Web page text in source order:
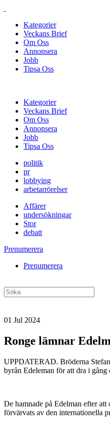
Kategorier
Veckans Brief
Om Oss
Annonsera
Jobb
Tipsa Oss
Kategorier
Veckans Brief
Om Oss
Annonsera
Jobb
Tipsa Oss
politik
pr
lobbying
arbetarrörelser
Affärer
undersökningar
Stor
debatt
Prenumerera
Prenumerera
01 Jul 2024
Ronge lämnar
UPPDATERAD. Bröderna
byrån Edeleman för att dra i gång
De hamnade på Edelman efter
förvärvats av den internationella